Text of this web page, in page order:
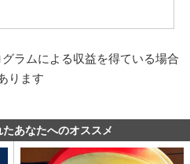
ラムによる収益を得ている場合
ります
あなたへのオススメ